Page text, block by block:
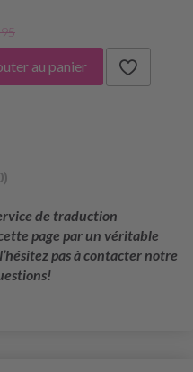
au panier
de traduction
page par un véritable
pas à contacter notre